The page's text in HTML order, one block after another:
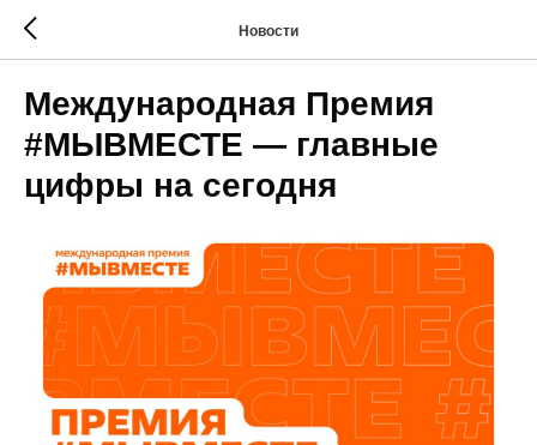
Новости
Международная Премия
#МЫВМЕСТЕ — главные
цифры на сегодня